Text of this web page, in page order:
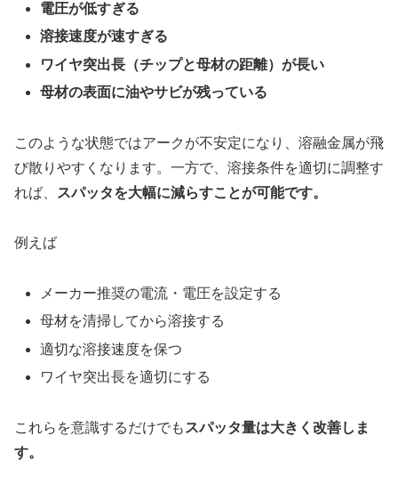
電圧が低すぎる
溶接速度が速すぎる
ワイヤ突出長（チップと母材の距離）が長い
母材の表面に油やサビが残っている
このような状態ではアークが不安定になり、溶融金属が飛
び散りやすくなります。一方で、溶接条件を適切に調整す
れば、
スパッタを大幅に減らすことが可能です。
例えば
メーカー推奨の電流・電圧を設定する
母材を清掃してから溶接する
適切な溶接速度を保つ
ワイヤ突出長を適切にする
これらを意識するだけでも スパッタ量は大きく改善しま
す。